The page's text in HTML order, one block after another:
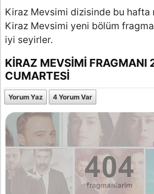
Kiraz Mevsimi dizisinde bu hafta
Kiraz Mevsimi yeni bölüm
iyi seyirler.
KIRAZ MEVSIMI FRAGMANI
CUMARTESI
Yorum Yaz 4 Yorum Var